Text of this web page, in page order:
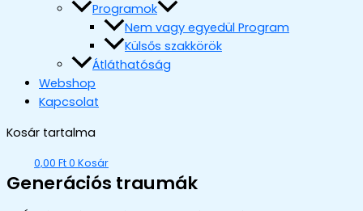
Programok
Nem vagy egyedül Program
Külsős szakkörök
Átláthatóság
Webshop
Kapcsolat
Kosár tartalma
0,00 Ft0 Kosár
Generációs traumák